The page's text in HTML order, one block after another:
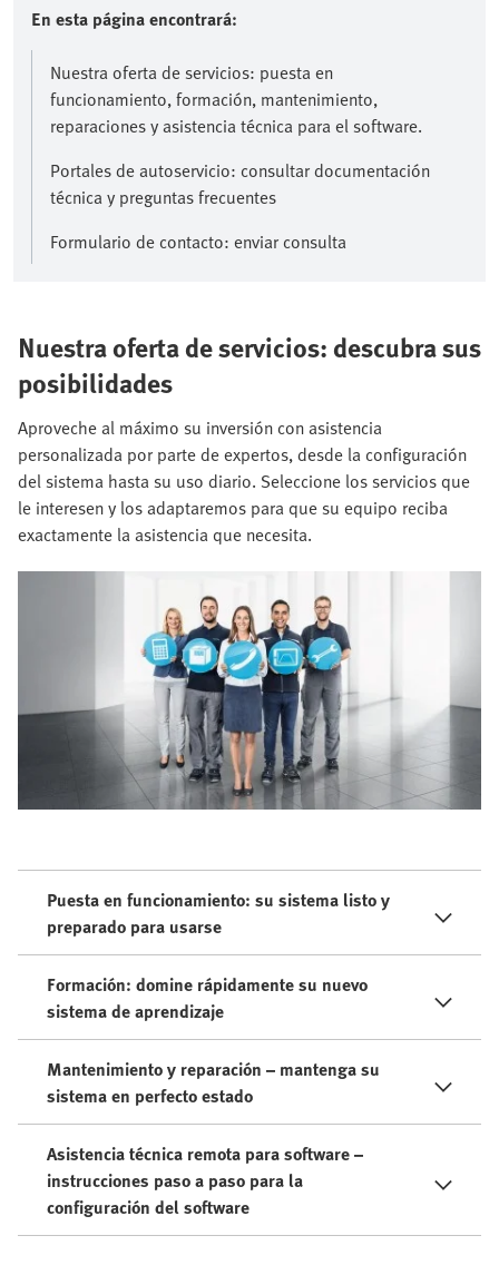
En esta página encontrará:
Nuestra oferta de servicios: puesta en
funcionamiento, formación, mantenimiento,
reparaciones y asistencia técnica para el software.
Portales de autoservicio: consultar documentación
técnica y preguntas frecuentes
Formulario de contacto: enviar consulta
Nuestra oferta de servicios: descubra sus
posibilidades
Aproveche al máximo su inversión con asistencia
personalizada por parte de expertos, desde la configuración
del sistema hasta su uso diario. Seleccione los servicios que
le interesen y los adaptaremos para que su equipo reciba
exactamente la asistencia que necesita.
Puesta en funcionamiento: su sistema listo y
preparado para usarse
Formación: domine rápidamente su nuevo
sistema de aprendizaje
Mantenimiento y reparación – mantenga su
sistema en perfecto estado
Asistencia técnica remota para software –
instrucciones paso a paso para la
configuración del software